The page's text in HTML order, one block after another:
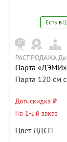
Есть в
РАСПРОДАЖА
Парта
Парта 120 см
Доп. скидка ₽
На 1-ый заказ
Цвет ЛДСП